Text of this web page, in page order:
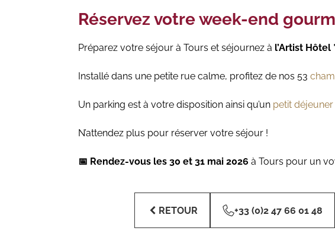
Réservez votre week-end
Préparez votre séjour à Tours et séjournez à l’Artist Hôtel
Installé dans une petite rue calme, profitez de nos 53
Un parking est à votre disposition ainsi qu’un petit déjeuner
N’attendez plus pour réserver votre séjour !
📅 Rendez-vous les 30 et 31 mai 2026 à Tours pour un
RETOUR +33 (0)2 47 66 01 48